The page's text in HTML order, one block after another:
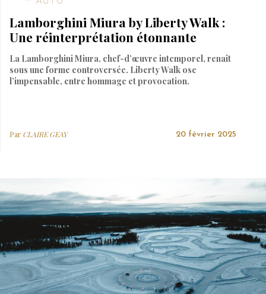
Lamborghini Miura by Liberty Walk :
Une réinterprétation étonnante
La Lamborghini Miura, chef-d’œuvre intemporel, renaît
sous une forme controversée. Liberty Walk ose
l’impensable, entre hommage et provocation.
Par CLAIRE GEAY 20 février 2025